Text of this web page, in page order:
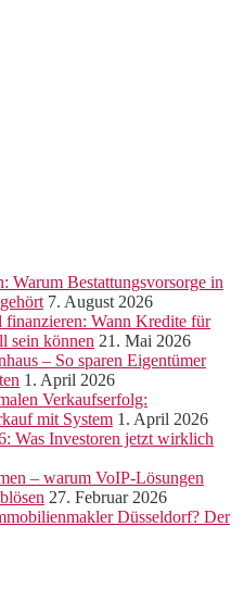
Warum Bestattungsvorsorge in
7. August 2026
finanzieren: Wann Kredite für
sein können 21. Mai 2026
– So sparen Eigentümer
1. April 2026
Verkaufserfolg:
mit System 1. April 2026
Was Investoren jetzt wirklich
– warum VoIP-Lösungen
27. Februar 2026
Düsseldorf? Der